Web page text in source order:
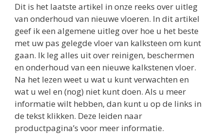
Dit is het laatste artikel in onze reeks over uitleg
van onderhoud van nieuwe vloeren. In dit artikel
geef ik een algemene uitleg over hoe u het beste
met uw pas gelegde vloer van kalksteen om kunt
gaan. Ik leg alles uit over reinigen, beschermen
en onderhoud van een nieuwe kalkstenen vloer.
Na het lezen weet u wat u kunt verwachten en
wat u wel en (nog) niet kunt doen. Als u meer
informatie wilt hebben, dan kunt u op de links in
de tekst klikken. Deze leiden naar
productpagina’s voor meer informatie.